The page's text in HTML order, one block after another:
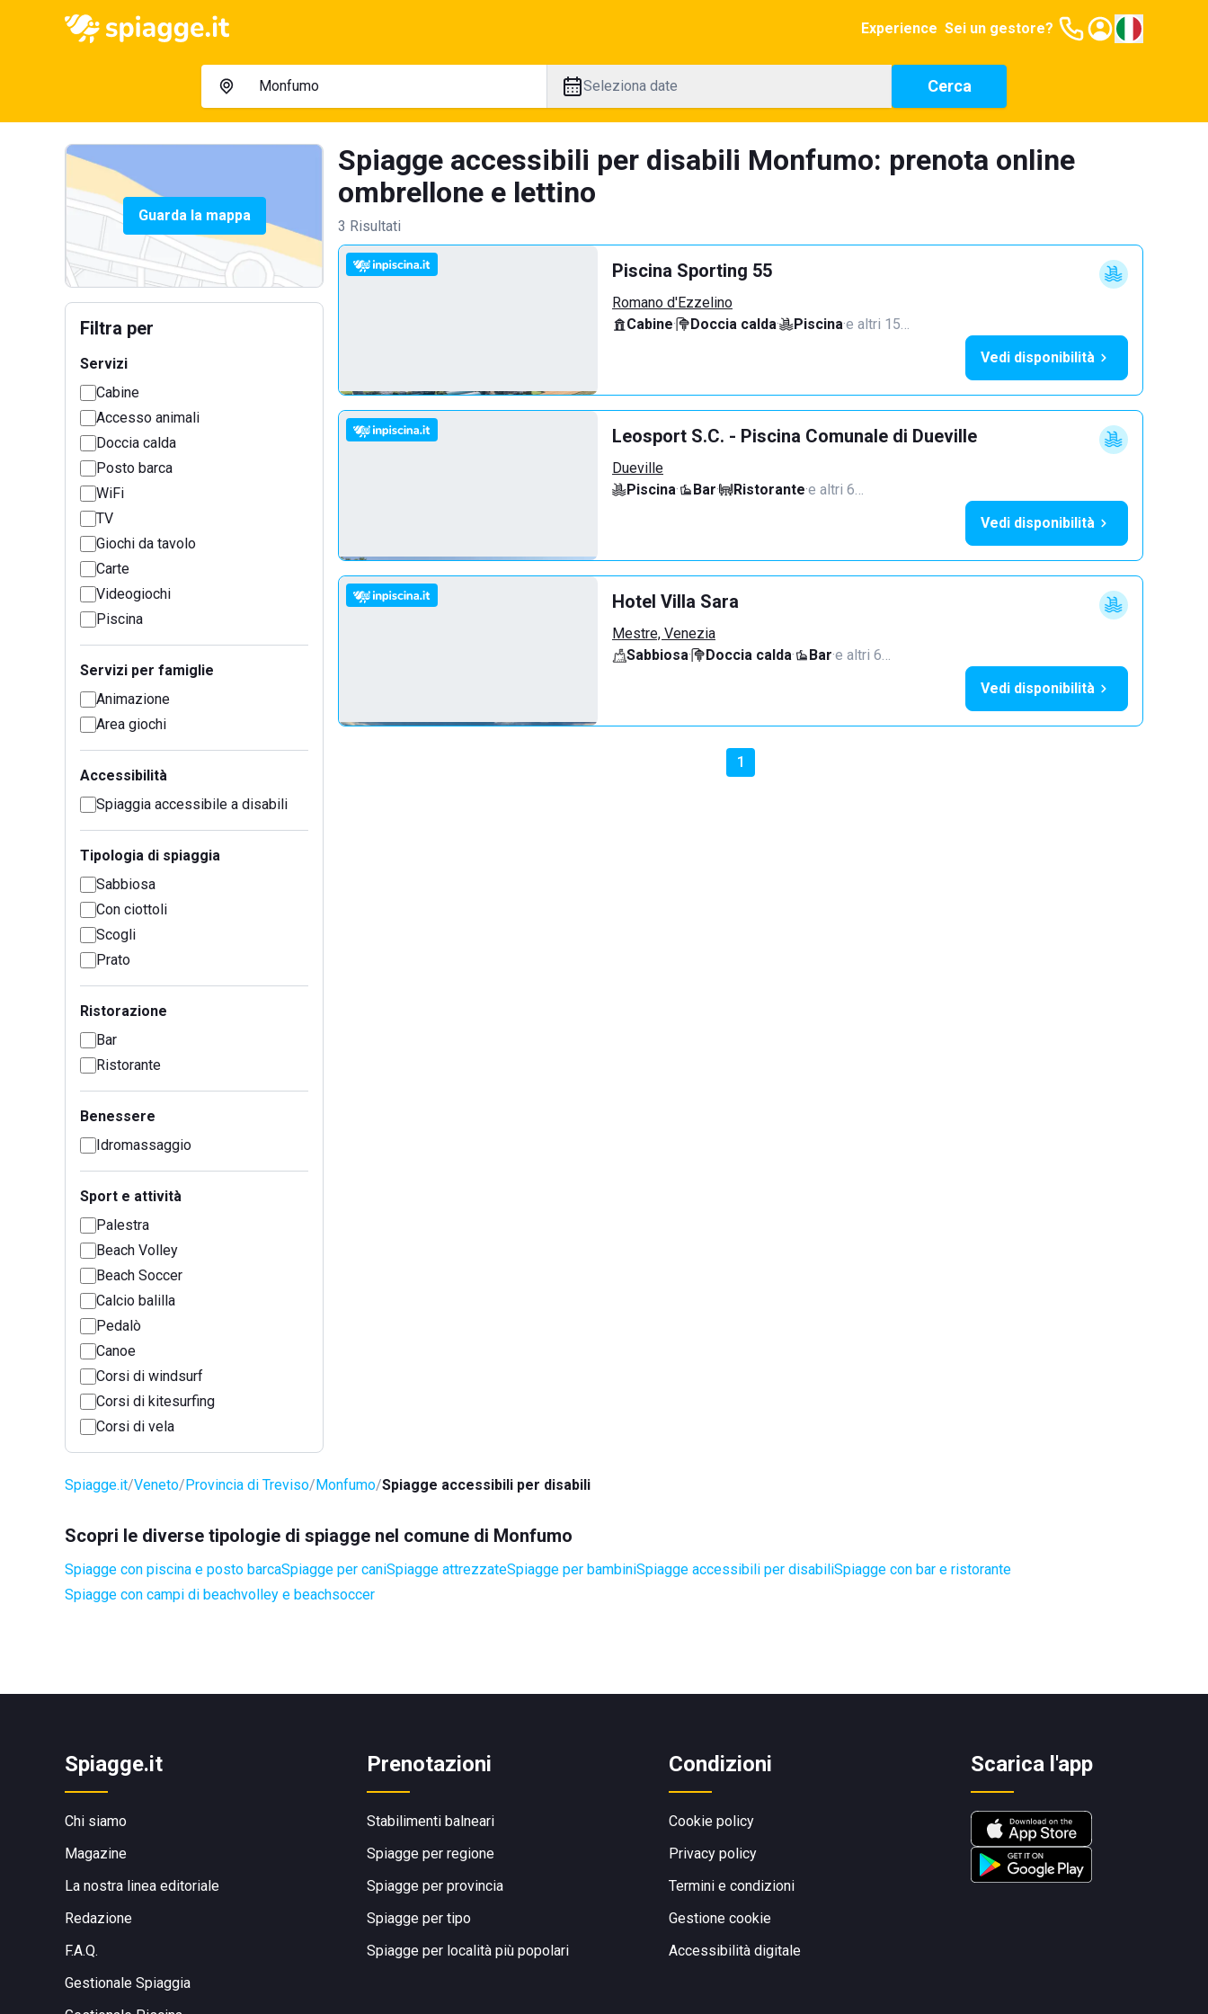
Experience Sei un gestore?
Seleziona date Cerca
Guarda la mappa
Filtra per
Servizi
Cabine
Accesso animali
Doccia calda
Posto barca
WiFi
TV
Giochi da tavolo
Carte
Videogiochi
Piscina
Servizi per famiglie
Animazione
Area giochi
Accessibilità
Spiaggia accessibile a disabili
Tipologia di spiaggia
Sabbiosa
Con ciottoli
Scogli
Prato
Ristorazione
Bar
Ristorante
Benessere
Idromassaggio
Sport e attività
Palestra
Beach Volley
Beach Soccer
Calcio balilla
Pedalò
Canoe
Corsi di windsurf
Corsi di kitesurfing
Corsi di vela
Spiagge accessibili per disabili Monfumo: prenota online
ombrellone e lettino
3 Risultati
Piscina Sporting 55
Romano d'Ezzelino
Cabine· Doccia calda· Piscina·e altri 15…
Vedi disponibilità
Leosport S.C. - Piscina Comunale di Dueville
Dueville
Piscina· Bar· Ristorante·e altri 6…
Vedi disponibilità
Hotel Villa Sara
Mestre, Venezia
Sabbiosa· Doccia calda· Bar·e altri 6…
Vedi disponibilità
1
Spiagge.it Veneto Provincia di Treviso Monfumo Spiagge accessibili per disabili
Scopri le diverse tipologie di spiagge nel comune di Monfumo
Spiagge con piscina e posto barcaSpiagge per caniSpiagge attrezzateSpiagge per bambiniSpiagge accessibili per disabiliSpiagge con bar e ristorante
Spiagge con campi di beachvolley e beachsoccer
Spiagge.it
Chi siamo
Magazine
La nostra linea editoriale
Redazione
F.A.Q.
Gestionale Spiaggia
Prenotazioni
Stabilimenti balneari
Spiagge per regione
Spiagge per provincia
Spiagge per tipo
Spiagge per località più popolari
Condizioni
Cookie policy
Privacy policy
Termini e condizioni
Gestione cookie
Accessibilità digitale
Scarica l'app